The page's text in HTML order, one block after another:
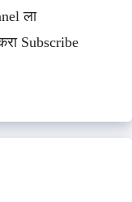
ला
Subscribe